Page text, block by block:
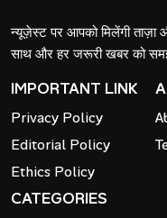
न्यूज़ेस्ट पर आपको मिलेंगी
साथ और हर जरूरी खबर को
IMPORTANT LINK
Privacy Policy
Editorial Policy
Ethics Policy
CATEGORIES